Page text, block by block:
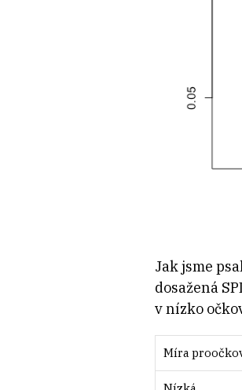
Jak jsme
dosažená
v nízko
Míra